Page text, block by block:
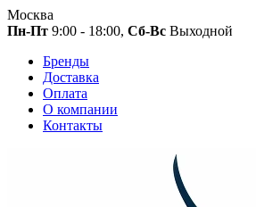
Москва
Пн-Пт 9:00 - 18:00, Сб-Вс Выходной
Бренды
Доставка
Оплата
О компании
Контакты